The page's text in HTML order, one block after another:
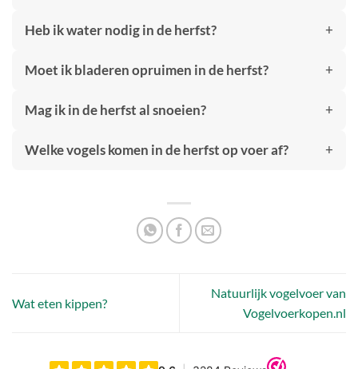
Heb ik water nodig in de herfst?
Moet ik bladeren opruimen in de herfst?
Mag ik in de herfst al snoeien?
Welke vogels komen in de herfst op voer af?
Wat eten kippen?
Natuurlijk vogelvoer van
Vogelvoerkopen.nl